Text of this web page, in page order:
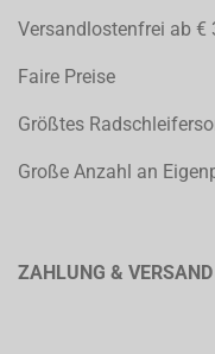
Versandlostenfrei ab €
Faire Preise
Größtes
Große Anzahl an
ZAHLUNG & VERSAND